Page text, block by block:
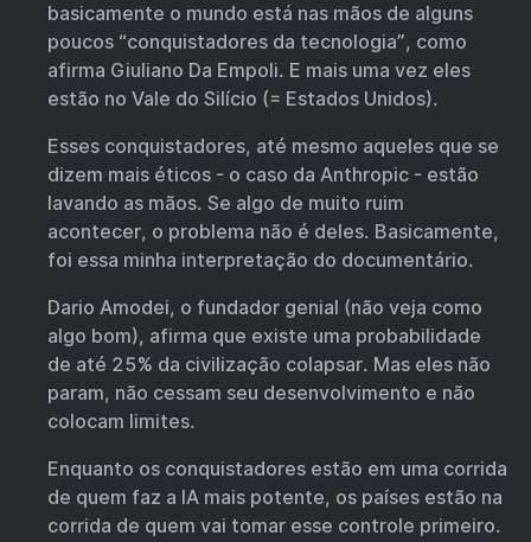
basicamente o mundo está nas mãos de alguns
poucos “conquistadores da tecnologia”, como
afirma Giuliano Da Empoli. E mais uma vez eles
estão no Vale do Silício (= Estados Unidos).
Esses conquistadores, até mesmo aqueles que se
dizem mais éticos - o caso da Anthropic - estão
lavando as mãos. Se algo de muito ruim
acontecer, o problema não é deles. Basicamente,
foi essa minha interpretação do documentário.
Dario Amodei, o fundador genial (não veja como
algo bom), afirma que existe uma probabilidade
de até 25% da civilização colapsar. Mas eles não
param, não cessam seu desenvolvimento e não
colocam limites.
Enquanto os conquistadores estão em uma corrida
de quem faz a IA mais potente, os países estão na
corrida de quem vai tomar esse controle primeiro.